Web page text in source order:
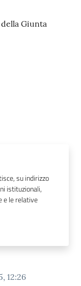
Giunta
su indirizzo
istituzionali,
e le relative
12:26